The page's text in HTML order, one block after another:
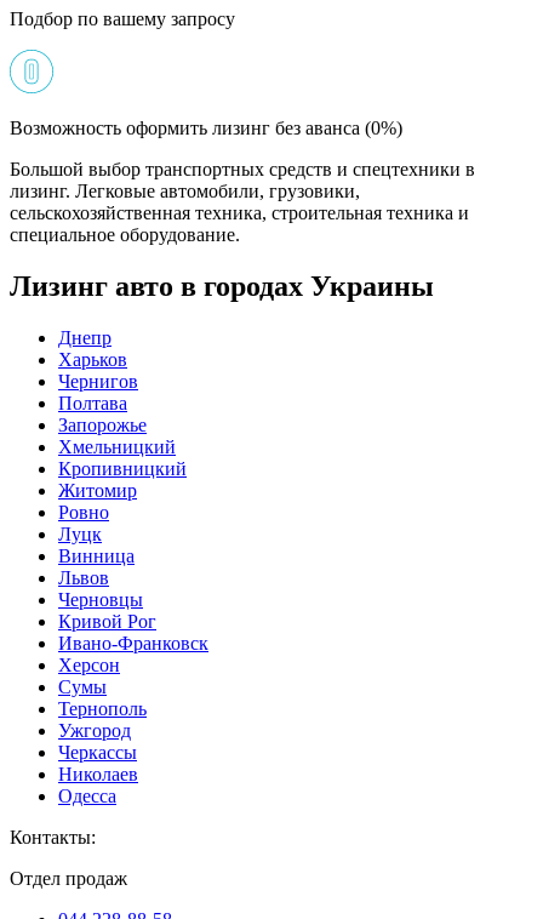
Подбор по вашему запросу
Возможность оформить лизинг без аванса (0%)
Большой выбор транспортных средств и спецтехники в
лизинг. Легковые автомобили, грузовики,
сельскохозяйственная техника, строительная техника и
специальное оборудование.
Лизинг авто в городах Украины
Днепр
Харьков
Чернигов
Полтава
Запорожье
Хмельницкий
Кропивницкий
Житомир
Ровно
Луцк
Винница
Львов
Черновцы
Кривой Рог
Ивано-Франковск
Херсон
Сумы
Тернополь
Ужгород
Черкассы
Николаев
Одесса
Контакты:
Отдел продаж